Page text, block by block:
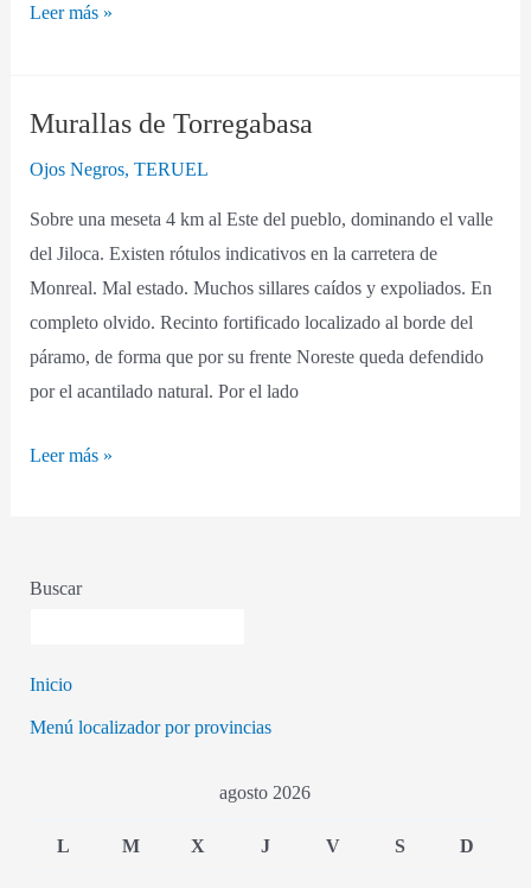
Leer más »
Murallas de Torregabasa
Ojos Negros,TERUEL
Sobre una meseta 4 km al Este del pueblo, dominando el valle
del Jiloca. Existen rótulos indicativos en la carretera de
Monreal. Mal estado. Muchos sillares caídos y expoliados. En
completo olvido. Recinto fortificado localizado al borde del
páramo, de forma que por su frente Noreste queda defendido
por el acantilado natural. Por el lado
Murallas
Leer más »
Buscar
Inicio
Menú localizador por provincias
agosto 2026
L M X J V S D